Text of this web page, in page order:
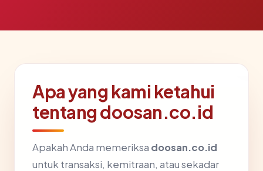
Apa yang kami ketahui
tentang doosan.co.id
Apakah Anda memeriksa doosan.co.id
untuk transaksi, kemitraan, atau sekadar